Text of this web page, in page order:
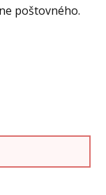
poštovného.